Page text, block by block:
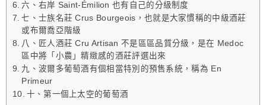
六、右岸 Saint-Émilion 也有自己的分級制度
七、士族名莊 Crus Bourgeois，也就是大家慣稱的中級酒莊
或布爾喬亞階級
八、匠人酒莊 Cru Artisan 不是區區品質分級，是在 Medoc
區中將「小農」精緻感的酒莊評選出來
九、波爾多葡萄酒有個相當特別的預售系統，稱為 En
Primeur
十、第一個上太空的葡萄酒